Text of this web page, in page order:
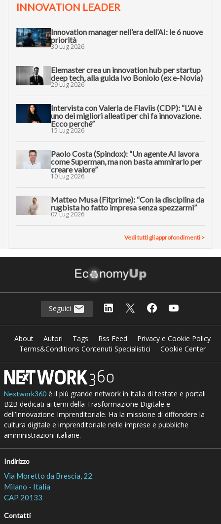
INNOVATION LEADER
Innovation manager nell’era dell’AI: le 6 nuove
priorità
30 Lug 2026
Elemaster crea un innovation hub per startup
deep tech, alla guida Ivo Boniolo (ex e-Novia)
29 Lug 2026
Intervista con Valeria de Flaviis (CDP): “L’AI è
uno dei migliori alleati per chi fa innovazione.
Ecco perché”
15 Lug 2026
Paolo Costa (Spindox): “Un agente AI lavora
come Superman, ma non basta ammirarlo per
creare valore”
10 Lug 2026
Matteo Musa (Fitprime): “Con la disciplina da
rugbista ho fatto impresa senza spezzarmi”
07 Lug 2026
Vedi tutti gli approfondimenti >
Seguici
About Autori Tags Rss Feed
Privacy e Cookie Policy
Terms&Conditions Contenuti Specialistici
Cookie Center
Nextwork360è il più grande network in Italia di testate e portali
B2B dedicati ai temi della Trasformazione Digitale e
dell’Innovazione Imprenditoriale. Ha la missione di diffondere la
cultura digitale e imprenditoriale nelle imprese e pubbliche
amministrazioni italiane.
Indirizzo
Via Moretto da Brescia, 22
Milano - Italia
CAP 20133
Contatti